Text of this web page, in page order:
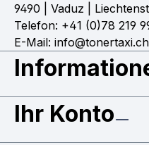
9490 | Vaduz |
Telefon: +41 (0)78 219
E-Mail: info@tonertaxi.ch
Ihr Konto